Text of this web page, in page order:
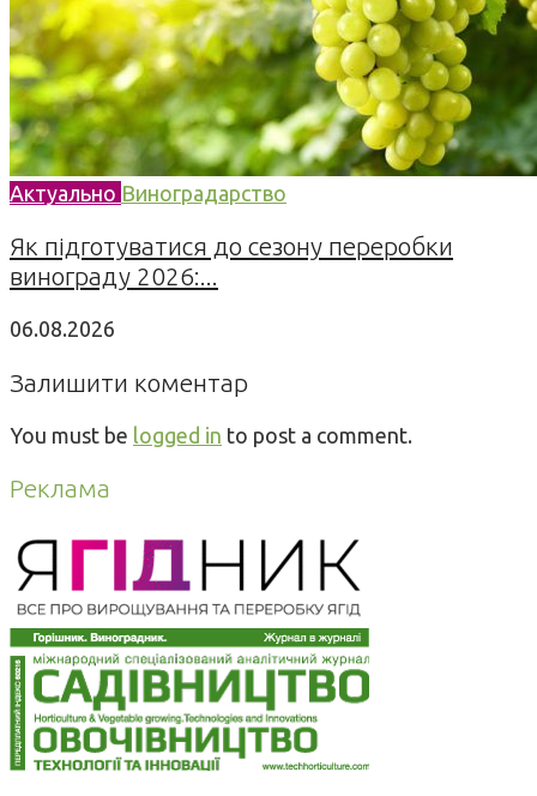
Актуально Виноградарство
Як підготуватися до сезону переробки
винограду 2026:...
06.08.2026
Залишити коментар
You must be logged in to post a comment.
Реклама